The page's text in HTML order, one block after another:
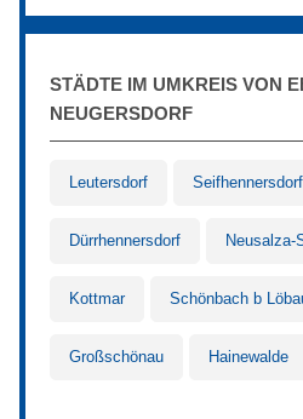
STÄDTE IM UMKREIS VON
NEUGERSDORF
Leutersdorf Seifhennersdorf
Dürrhennersdorf Neusalza-
Kottmar Schönbach b
Großschönau Hainewalde